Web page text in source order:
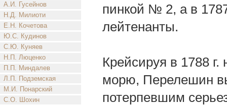
А.И. Гусейнов
Н.Д. Милиоти
Е.Н. Кочетова
Ю.С. Кудинов
С.Ю. Куняев
Н.П. Люценко
П.П. Миндалев
Л.П. Подземская
М.И. Понарский
С.О. Шохин
пинкой № 2, а в
лейтенанты.
Крейсируя в 1788
морю, Перелешин
потерпевшим